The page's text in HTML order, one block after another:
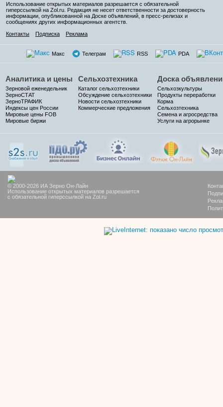
Использование открытых материалов разрешается с обязательной
гиперссылкой на Zol.ru. Редакция не несет ответственности за достоверность
информации, опубликованной на Доске объявлений, в пресс-релизах и
сообщениях других информационных агентств.
Контакты
Подписка Реклама
Макс Телеграм RSS PDA
Аналитика и цены
Зерновой еженедельник
ЗерноСТАТ
ЗерноТРАФИК
Индексы цен России
Мировые цены FOB
Мировые биржи
Сельхозтехника
Каталог сельхозтехники
Обсуждение сельхозтехники
Новости сельхозтехники
Коммерческие предложения
Доска
Сельхозкультуры
Продукты переработки
Корма
Сельхозтехника
Семена и агросредства
Услуги на агрорынке
© 2000-2026 ИА Зерно Он-Лайн
Использование открытых материалов разрешается
с обязательной гиперссылкой на Zol.ru